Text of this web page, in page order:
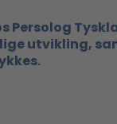
Persolog
utvikling,